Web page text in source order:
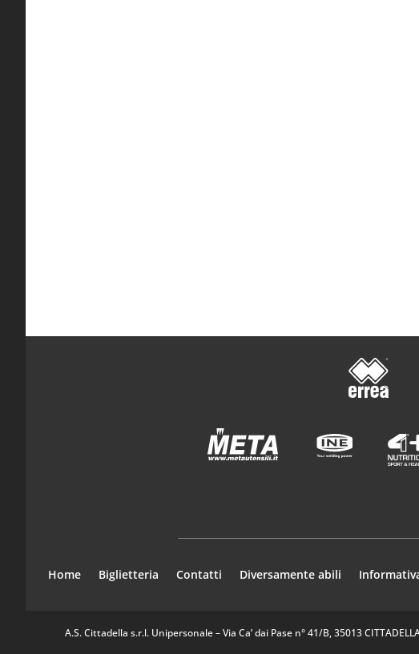
Home Biglietteria Contatti Diversamente abili
A.S. Cittadella s.r.l. Unipersonale – Via Ca’ dai Pase n° 41/B, 35013